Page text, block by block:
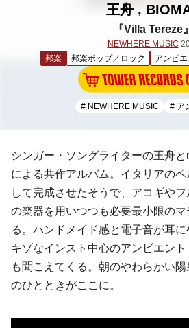
王舟 ,
『Villa Tereze』
NEWHERE MUSIC
邦楽
邦楽ポップ／ロック アンビ
# NEWHERE MUSIC # ア
シンガー・ソングライターの王舟
による共作アルバム。イタリアの
して完成させたそうで、アコギや
の楽器を用いつつも必要最小限の
る。ハンドメイド感と電子音が耳
キゾなインスト中心のアンビエン
も聞こえてくる。朝のやわらかい
のひとときがここに。